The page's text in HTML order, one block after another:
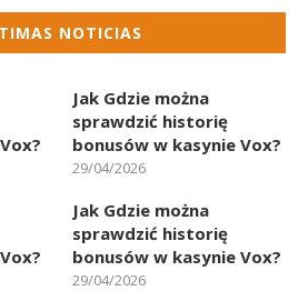
NOTICIAS
Jak Gdzie można
sprawdzić historię
bonusów w kasynie Vox?
29/04/2026
Jak Gdzie można
sprawdzić historię
bonusów w kasynie Vox?
29/04/2026